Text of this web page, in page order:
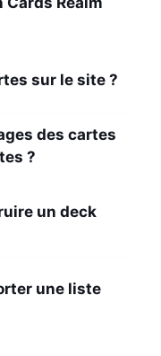
sur le site ?
des cartes
?
un deck
une liste